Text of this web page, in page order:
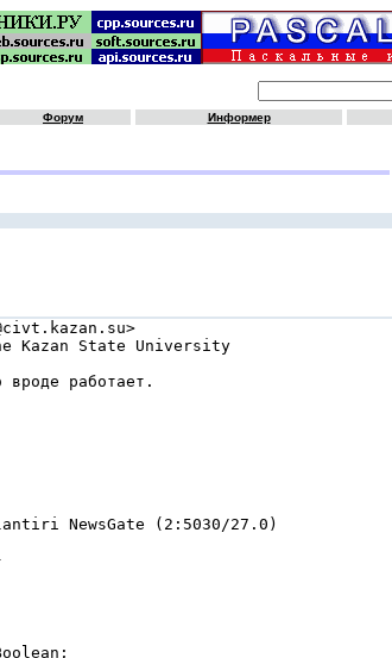
Форум Информер
Kazan State University
вроде работает.
NewsGate (2:5030/27.0)